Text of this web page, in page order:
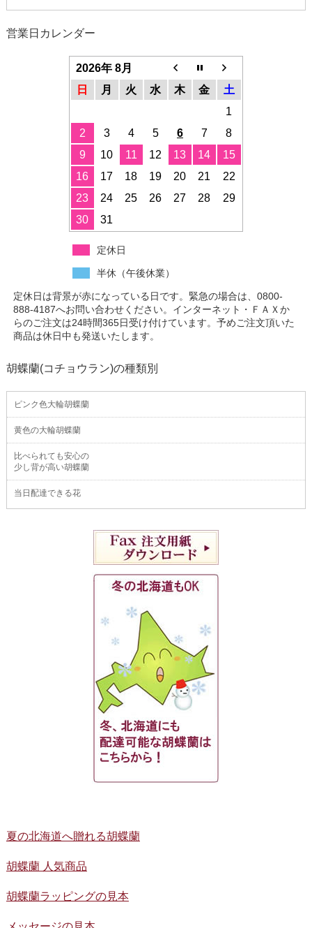
営業日カレンダー
2026年 8月
日
月 火 水 木 金
土
1
2
3 4 5 6 7
8
9
10 11 12 13 14
15
16
17 18 19 20 21
22
23
24 25 26 27 28
29
30
31
定休日
半休（午後休業）
定休日は背景が赤になっている日です。緊急の場合は、0800-
888-4187へお問い合わせください。インターネット・ＦＡＸか
らのご注文は24時間365日受け付けています。予めご注文頂いた
商品は休日中も発送いたします。
胡蝶蘭(コチョウラン)の種類別
ピンク色大輪胡蝶蘭
黄色の大輪胡蝶蘭
比べられても安心の
少し背が高い胡蝶蘭
当日配達できる花
夏の北海道へ贈れる胡蝶蘭
胡蝶蘭 人気商品
胡蝶蘭ラッピングの見本